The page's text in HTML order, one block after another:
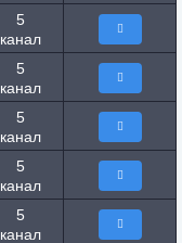
5
канал
5
канал
5
канал
5
канал
5
канал